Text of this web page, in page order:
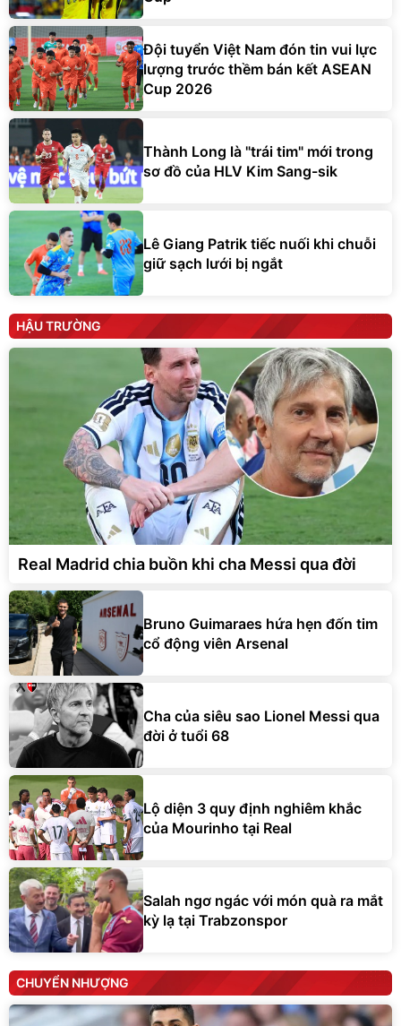
Đội tuyển Việt Nam đón tin vui lực
lượng trước thềm bán kết ASEAN
Cup 2026
Thành Long là "trái tim" mới trong
sơ đồ của HLV Kim Sang-sik
Lê Giang Patrik tiếc nuối khi chuỗi
giữ sạch lưới bị ngắt
HẬU TRƯỜNG
Real Madrid chia buồn khi cha Messi qua đời
Bruno Guimaraes hứa hẹn đốn tim
cổ động viên Arsenal
Cha của siêu sao Lionel Messi qua
đời ở tuổi 68
Lộ diện 3 quy định nghiêm khắc
của Mourinho tại Real
Salah ngơ ngác với món quà ra mắt
kỳ lạ tại Trabzonspor
CHUYỂN NHƯỢNG